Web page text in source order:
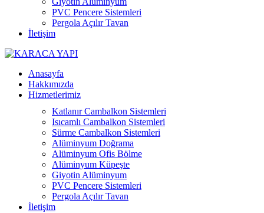
PVC Pencere Sistemleri
Pergola Açılır Tavan
İletişim
Anasayfa
Hakkımızda
Hizmetlerimiz
Katlanır Cambalkon Sistemleri
Isıcamlı Cambalkon Sistemleri
Sürme Cambalkon Sistemleri
Alüminyum Doğrama
Alüminyum Ofis Bölme
Alüminyum Küpeşte
Giyotin Alüminyum
PVC Pencere Sistemleri
Pergola Açılır Tavan
İletişim